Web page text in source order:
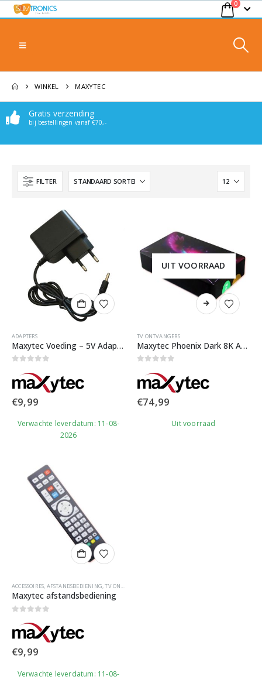
0
WINKEL MAXYTEC
Gratis verzending
bij bestellingen vanaf €70,-
FILTER
ADAPTERS
Maxytec Voeding – 5V Adapter
€9,99
Verwachte leverdatum: 11-08-
2026
UIT VOORRAAD
TV ONTVANGERS
Maxytec Phoenix Dark 8K Android IPTV Box
€74,99
Uit voorraad
ACCESSOIRES, AFSTANDSBEDIENING,TV ONTVANGERS
Maxytec afstandsbediening
€9,99
Verwachte leverdatum: 11-08-